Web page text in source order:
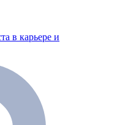
в карьере и